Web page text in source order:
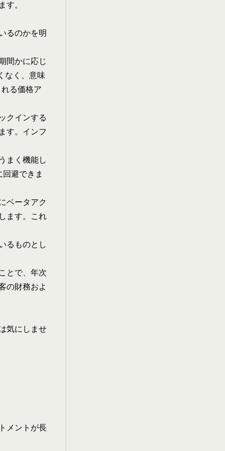
。
るのかを明
間かに応じ
なく、意味
る価格ア
クインする
す。インフ
まく機能し
避できま
ベータアク
ます。これ
るものとし
とで、年次
の財務およ
気にしませ
メントが長